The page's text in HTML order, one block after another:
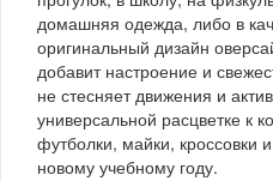
домашняя одежда, либо в
оригинальный дизайн
добавит настроение и
не стесняет движения и
универсальной расцветке к
футболки, майки, кроссовки
новому учебному году.